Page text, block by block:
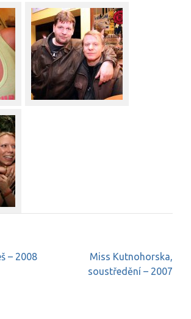
– 2008
Miss Kutnohorska,
soustředění – 2007